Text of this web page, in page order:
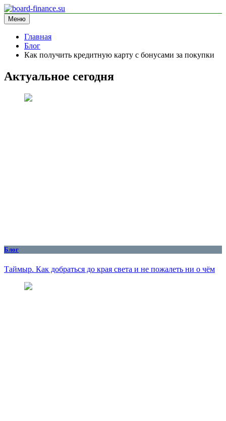
Перейти
к
содержимому
board-finance.su
блог про финансы
Меню
Главная
Блог
Как получить кредитную карту с бонусами за покупки
Актуальное сегодня
Блог
Таймыр. Как добраться до края света и не пожалеть ни о чём